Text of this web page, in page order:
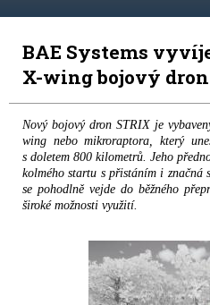
BAE Systems
X-wing bojový
Nový bojový dron STRIX je
wing nebo mikroraptora, který
s doletem 800 kilometrů. Jeho
kolmého startu s přistáním i značná
se pohodlně vejde do běžného
široké možnosti využití.